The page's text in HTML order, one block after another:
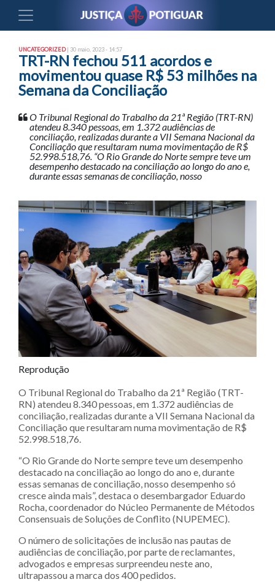
UNCATEGORIZED| 30 maio, 2023 - 14:57
TRT-RN fechou 511 acordos e
movimentou quase R$ 53 milhões na
Semana da Conciliação
O Tribunal Regional do Trabalho da 21ª Região (TRT-RN)
atendeu 8.340 pessoas, em 1.372 audiências de
conciliação, realizadas durante a VII Semana Nacional da
Conciliação que resultaram numa movimentação de R$
52.998.518,76. “O Rio Grande do Norte sempre teve um
desempenho destacado na conciliação ao longo do ano e,
durante essas semanas de conciliação, nosso
Reprodução
O Tribunal Regional do Trabalho da 21ª Região (TRT-
RN) atendeu 8.340 pessoas, em 1.372 audiências de
conciliação, realizadas durante a VII Semana Nacional da
Conciliação que resultaram numa movimentação de R$
52.998.518,76.
“O Rio Grande do Norte sempre teve um desempenho
destacado na conciliação ao longo do ano e, durante
essas semanas de conciliação, nosso desempenho só
cresce ainda mais”, destaca o desembargador Eduardo
Rocha, coordenador do Núcleo Permanente de Métodos
Consensuais de Soluções de Conflito (NUPEMEC).
O número de solicitações de inclusão nas pautas de
audiências de conciliação, por parte de reclamantes,
advogados e empresas surpreendeu neste ano,
ultrapassou a marca dos 400 pedidos.